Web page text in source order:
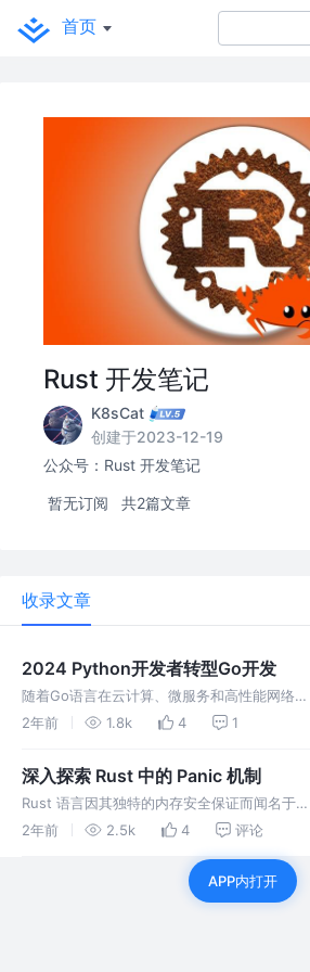
首页
Rust 开发笔记
K8sCat
创建于2023-12-19
公众号：Rust 开发笔记
暂无订阅 共2篇文章
收录文章
2024 Python开发者转型Go开发
随着Go语言在云计算、微服务和高性能网络服
务中的流行，Python开发者面临是否转向Go开
语言特性、生态系统、性能需求、学习曲线和职
业发展等。
2年前 1.8k 4 1
深入探索 Rust 中的 Panic 机制
Rust 语言因其独特的内存安全保证而闻名于
世。然而，在实际开发过程中，面对潜在的错误
2年前 2.5k 4 评论
APP内打开